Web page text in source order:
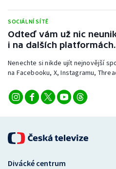
Vodní slalom
Volejbal
Ostatní
SOCIÁLNÍ SÍTĚ
Odteď vám už nic
i na dalších platformách.
Nenechte si nikde ujít nejnovější
na Facebooku, X, Instagramu,
Divácké centrum